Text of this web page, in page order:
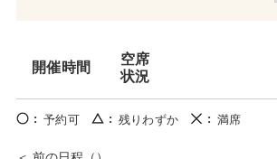
開催時間
空席
状況
予約可 残りわずか 満席